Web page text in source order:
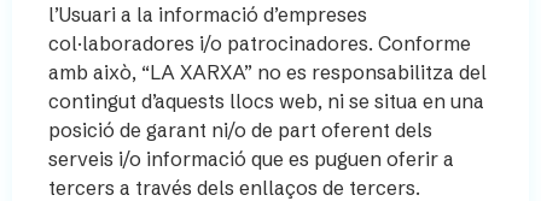
l’Usuari a la informació d’empreses
col·laboradores i/o patrocinadores. Conforme
amb això, “LA XARXA” no es responsabilitza del
contingut d’aquests llocs web, ni se situa en una
posició de garant ni/o de part oferent dels
serveis i/o informació que es puguen oferir a
tercers a través dels enllaços de tercers.